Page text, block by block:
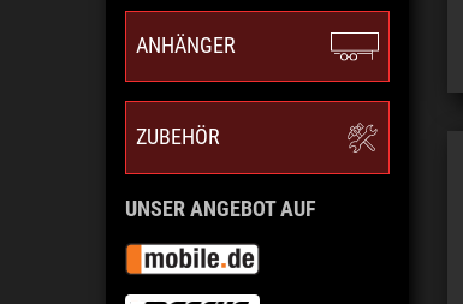
ANHÄNGER
ZUBEHÖR
UNSER ANGEBOT AUF